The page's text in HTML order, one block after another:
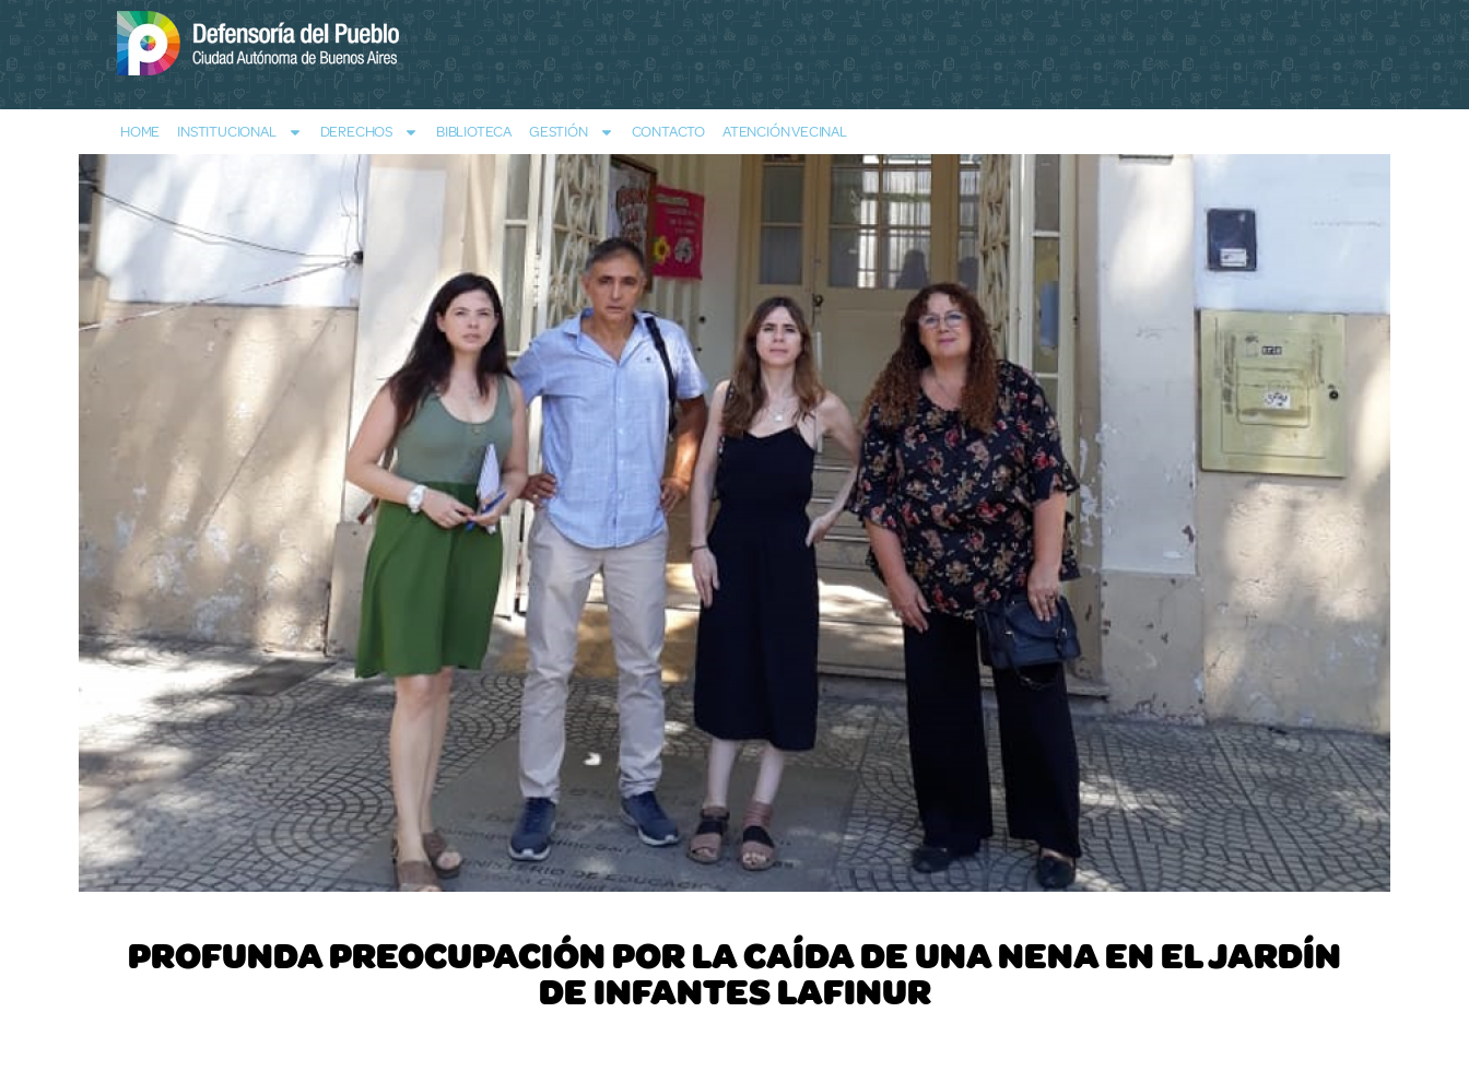
HOME INSTITUCIONAL DERECHOS BIBLIOTECA GESTIÓN CONTACTO ATENCIÓN VECINAL
PROFUNDA PREOCUPACIÓN POR LA CAÍDA DE UNA NENA EN EL JARDÍN
DE INFANTES LAFINUR